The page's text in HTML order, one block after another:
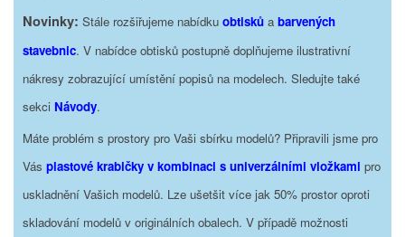
Novinky: Stále rozšiřujeme nabídku obtisků a barvených
stavebnic. V nabídce obtisků postupně doplňujeme ilustrativní
nákresy zobrazující umístění popisů na modelech. Sledujte také
sekci Návody.
Máte problém s prostory pro Vaši sbírku modelů? Připravili jsme pro
Vás plastové krabičky v kombinaci s univerzálními vložkami pro
uskladnění Vašich modelů. Lze ušetšit více jak 50% prostor oproti
skladování modelů v originálních obalech. V případě možnosti